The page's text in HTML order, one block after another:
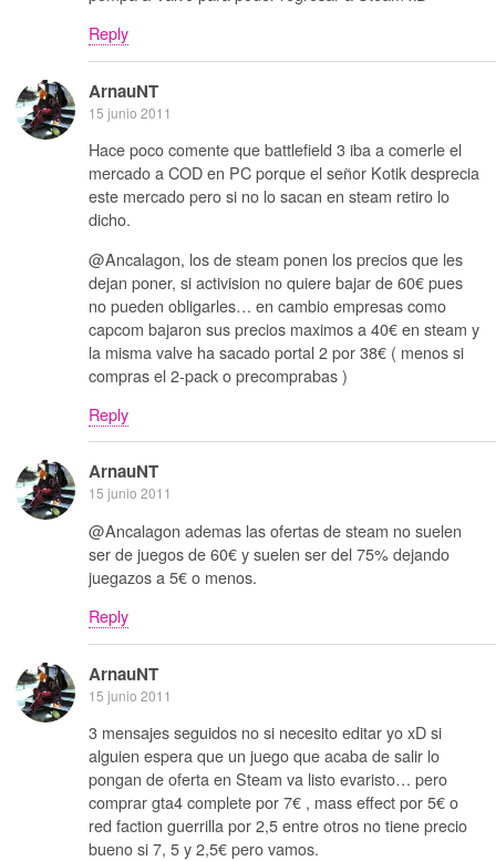
Reply
ArnauNT
15 junio 2011
Hace poco comente que battlefield 3 iba a comerle el
mercado a COD en PC porque el señor Kotik desprecia
este mercado pero si no lo sacan en steam retiro lo
dicho.
@Ancalagon, los de steam ponen los precios que les
dejan poner, si activision no quiere bajar de 60€ pues
no pueden obligarles… en cambio empresas como
capcom bajaron sus precios maximos a 40€ en steam y
la misma valve ha sacado portal 2 por 38€ ( menos si
compras el 2-pack o precomprabas )
Reply
ArnauNT
15 junio 2011
@Ancalagon ademas las ofertas de steam no suelen
ser de juegos de 60€ y suelen ser del 75% dejando
juegazos a 5€ o menos.
Reply
ArnauNT
15 junio 2011
3 mensajes seguidos no si necesito editar yo xD si
alguien espera que un juego que acaba de salir lo
pongan de oferta en Steam va listo evaristo… pero
comprar gta4 complete por 7€ , mass effect por 5€ o
red faction guerrilla por 2,5 entre otros no tiene precio
bueno si 7, 5 y 2,5€ pero vamos.